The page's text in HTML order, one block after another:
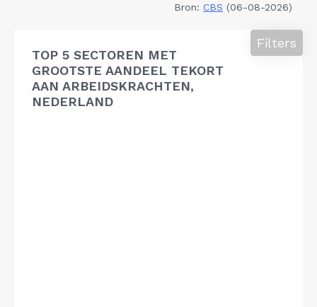
Bron: CBS (06-08-2026)
TOP 5 SECTOREN MET
GROOTSTE AANDEEL TEKORT
AAN ARBEIDSKRACHTEN,
NEDERLAND
Filters